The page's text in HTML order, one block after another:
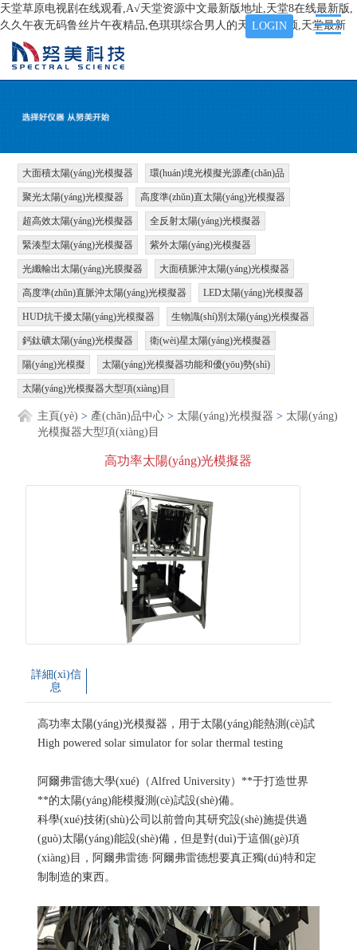
天堂草原电视剧在线观看,А√天堂资源中文最新版地址,天堂8在线最新版,
久久午夜无码鲁丝片午夜精品,色琪琪综合男人的天堂AⅤ视频,天堂最新
LOGIN
大面積太陽(yáng)光模擬器 環(huán)境光模擬光源產(chǎn)品
聚光太陽(yáng)光模擬器 高度準(zhǔn)直太陽(yáng)光模擬器
超高效太陽(yáng)光模擬器 全反射太陽(yáng)光模擬器
緊湊型太陽(yáng)光模擬器 紫外太陽(yáng)光模擬器
光纖輸出太陽(yáng)光膜擬器 大面積脈沖太陽(yáng)光模擬器
高度準(zhǔn)直脈沖太陽(yáng)光模擬器 LED太陽(yáng)光模擬器
HUD抗干擾太陽(yáng)光模擬器 生物識(shí)別太陽(yáng)光模擬器
鈣鈦礦太陽(yáng)光模擬器 衛(wèi)星太陽(yáng)光模擬器
陽(yáng)光模擬 太陽(yáng)光模擬器功能和優(yōu)勢(shì)
太陽(yáng)光模擬器大型項(xiàng)目
主頁(yè) > 產(chǎn)品中心 > 太陽(yáng)光模擬器 > 太陽(yáng)
光模擬器大型項(xiàng)目
高功率太陽(yáng)光模擬器
詳細(xì)信
息
高功率太陽(yáng)光模擬器，用于太陽(yáng)能熱測(cè)試
High powered solar simulator for solar thermal testing
阿爾弗雷德大學(xué)（Alfred University）**于打造世界
**的太陽(yáng)能模擬測(cè)試設(shè)備。
科學(xué)技術(shù)公司以前曾向其研究設(shè)施提供過
(guò)太陽(yáng)能設(shè)備，但是對(duì)于這個(gè)項
(xiàng)目，阿爾弗雷德·阿爾弗雷德想要真正獨(dú)特和定
制制造的東西。